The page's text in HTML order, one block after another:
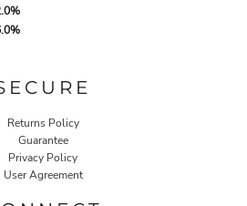
Returns Policy
Guarantee
Privacy Policy
User Agreement